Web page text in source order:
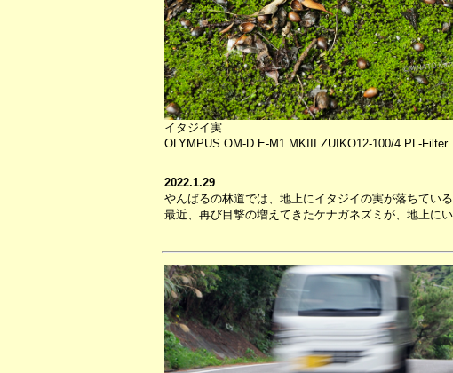
イタジイ実
OLYMPUS OM-D E-M1 MKIII ZUIKO12-100/4 PL-Filter
2022.1.29
やんばるの林道では、地上にイタジイの実が落ちている
最近、再び目撃の増えてきたケナガネズミが、地上に